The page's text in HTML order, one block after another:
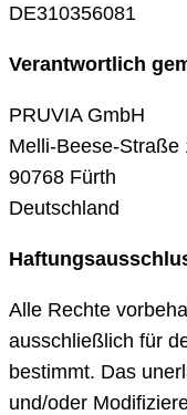
DE310356081
Verantwortlich
PRUVIA GmbH
Melli-Beese-Straße
90768 Fürth
Deutschland
Alle Rechte
ausschließlich für
bestimmt. Das
und/oder